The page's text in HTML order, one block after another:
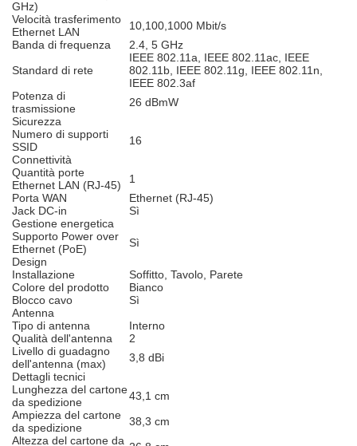
GHz)
Velocità trasferimento
Ethernet LAN
10,100,1000 Mbit/s
Banda di frequenza
2.4, 5 GHz
Standard di rete
IEEE 802.11a, IEEE 802.11ac, IEEE
802.11b, IEEE 802.11g, IEEE 802.11n,
IEEE 802.3af
Potenza di
trasmissione
26 dBmW
Sicurezza
Numero di supporti
SSID
16
Connettività
Quantità porte
Ethernet LAN (RJ-45)
1
Porta WAN
Ethernet (RJ-45)
Jack DC-in
Sì
Gestione energetica
Supporto Power over
Ethernet (PoE)
Sì
Design
Installazione
Soffitto, Tavolo, Parete
Colore del prodotto
Bianco
Blocco cavo
Sì
Antenna
Tipo di antenna
Interno
Qualità dell'antenna
2
Livello di guadagno
dell'antenna (max)
3,8 dBi
Dettagli tecnici
Lunghezza del cartone
da spedizione
43,1 cm
Ampiezza del cartone
da spedizione
38,3 cm
Altezza del cartone da